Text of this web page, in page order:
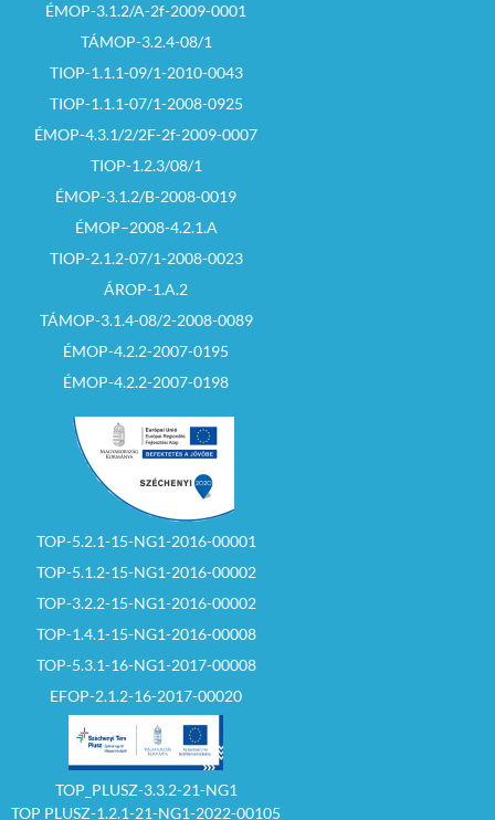
ÉMOP-3.1.2/A-2f-2009-0001
TÁMOP-3.2.4-08/1
TIOP-1.1.1-09/1-2010-0043
TIOP-1.1.1-07/1-2008-0925
ÉMOP-4.3.1/2/2F-2f-2009-0007
TIOP-1.2.3/08/1
ÉMOP-3.1.2/B-2008-0019
ÉMOP–2008-4.2.1.A
TIOP-2.1.2-07/1-2008-0023
ÁROP-1.A.2
TÁMOP-3.1.4-08/2-2008-0089
ÉMOP-4.2.2-2007-0195
ÉMOP-4.2.2-2007-0198
TOP-5.2.1-15-NG1-2016-00001
TOP-5.1.2-15-NG1-2016-00002
TOP-3.2.2-15-NG1-2016-00002
TOP-1.4.1-15-NG1-2016-00008
TOP-5.3.1-16-NG1-2017-00008
EFOP-2.1.2-16-2017-00020
TOP_PLUSZ-3.3.2-21-NG1
TOP PLUSZ-1.2.1-21-NG1-2022-00105